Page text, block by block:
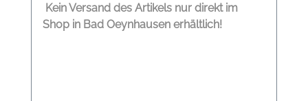
Kein Versand des Artikels nur direkt im
Shop in Bad Oeynhausen erhältlich!